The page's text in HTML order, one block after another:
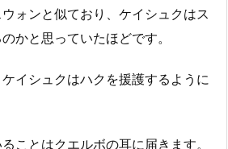
ォンと似ており、ケイシュクはス
かと思っていたほどです。
イシュクはハクを援護するように
ことはクエルボの耳に届きます。